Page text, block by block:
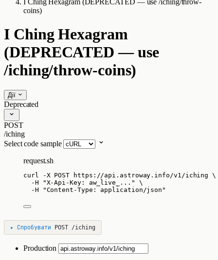
I Ching Hexagram (DEPRECATED — use /iching/throw-
coins)
I Ching Hexagram
(DEPRECATED — use
/iching/throw-coins)
Дії
Deprecated
POST
/iching
Select code sample
request.sh
curl -X POST https://api.astroway.info/v1/iching
\
-H
"X-Api-Key: aw_live_... "
\
-H
"Content-Type: application/json "
▸ Спробувати POST /iching
Production